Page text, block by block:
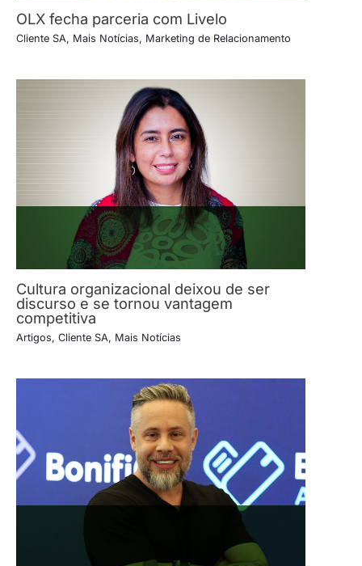
OLX fecha parceria com Livelo
Cliente SA, Mais Notícias, Marketing de Relacionamento
Cultura organizacional deixou de ser
discurso e se tornou vantagem
competitiva
Artigos, Cliente SA, Mais Notícias